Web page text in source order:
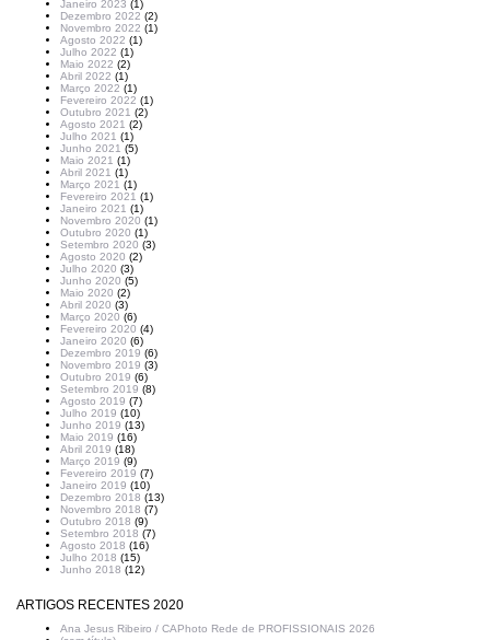
Janeiro 2023 (1)
Dezembro 2022 (2)
Novembro 2022 (1)
Agosto 2022 (1)
Julho 2022 (1)
Maio 2022 (2)
Abril 2022 (1)
Março 2022 (1)
Fevereiro 2022 (1)
Outubro 2021 (2)
Agosto 2021 (2)
Julho 2021 (1)
Junho 2021 (5)
Maio 2021 (1)
Abril 2021 (1)
Março 2021 (1)
Fevereiro 2021 (1)
Janeiro 2021 (1)
Novembro 2020 (1)
Outubro 2020 (1)
Setembro 2020 (3)
Agosto 2020 (2)
Julho 2020 (3)
Junho 2020 (5)
Maio 2020 (2)
Abril 2020 (3)
Março 2020 (6)
Fevereiro 2020 (4)
Janeiro 2020 (6)
Dezembro 2019 (6)
Novembro 2019 (3)
Outubro 2019 (6)
Setembro 2019 (8)
Agosto 2019 (7)
Julho 2019 (10)
Junho 2019 (13)
Maio 2019 (16)
Abril 2019 (18)
Março 2019 (9)
Fevereiro 2019 (7)
Janeiro 2019 (10)
Dezembro 2018 (13)
Novembro 2018 (7)
Outubro 2018 (9)
Setembro 2018 (7)
Agosto 2018 (16)
Julho 2018 (15)
Junho 2018 (12)
ARTIGOS RECENTES 2020
Ana Jesus Ribeiro / CAPhoto Rede de PROFISSIONAIS 2026